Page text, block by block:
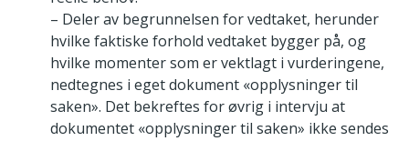
– Deler av begrunnelsen for vedtaket, herunder
hvilke faktiske forhold vedtaket bygger på, og
hvilke momenter som er vektlagt i vurderingene,
nedtegnes i eget dokument «opplysninger til
saken». Det bekreftes for øvrig i intervju at
dokumentet «opplysninger til saken» ikke sendes